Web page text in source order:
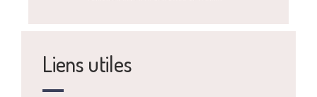
Liens utiles